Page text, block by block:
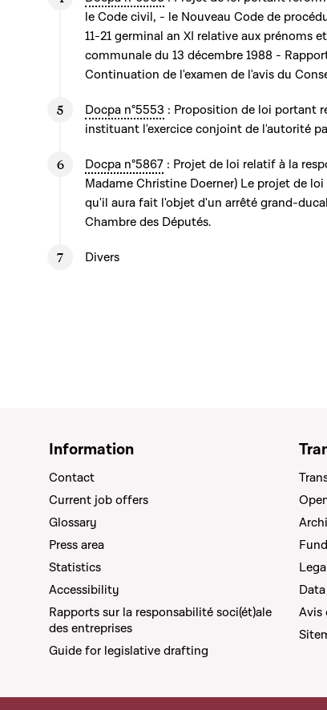
le Code civil, - le Nouveau Code de
11-21 germinal an XI relative aux prénoms
communale du 13 décembre 1988 -
Continuation de l'examen de l'avis du
Docpa n°5553 : Proposition de loi portant
instituant l'exercice conjoint de l'autorité
Docpa n°5867 : Projet de loi relatif à la
Madame Christine Doerner) Le projet de
qu'il aura fait l'objet d'un arrêté grand-
Chambre des Députés.
Divers
Information
Contact
Current job offers
Glossary
Press area
Statistics
Accessibility
Rapports sur la responsabilité soci(ét)ale
des entreprises
Guide for legislative drafting
Avis